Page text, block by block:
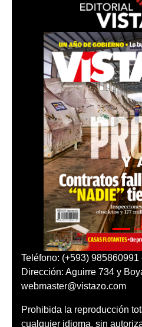
Teléfono: (+593) 985860991
Dirección: Aguirre 734 y
webmaster@vistazo.com
Prohibida la reproducción
cualquier idioma, sin